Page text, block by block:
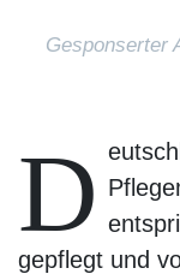
Gesponserter
D
gepflegt und